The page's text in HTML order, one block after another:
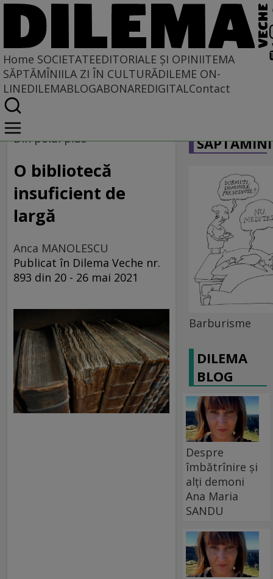
Home SOCIETATEEDITORIALE ȘI OPINIITEMA
SĂPTĂMÎNIILA ZI ÎN CULTURĂDILEME ON-
LINEDILEMABLOGABONAREDIGITALContact
Home
Societate
DIN POLUL PLUS
Din polul plus
O bibliotecă
insuficient de
largă
Anca MANOLESCU
Publicat în Dilema Veche nr.
893 din 20 - 26 mai 2021
Barburisme
DILEMA
BLOG
Despre
îmbătrînire și
alți demoni
Ana Maria
SANDU